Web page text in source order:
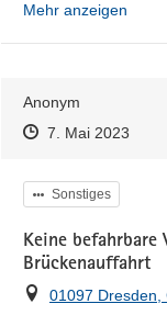
Mehr anzeigen
Anonym
Zeitpunkt des
Zeitpunkt des
7. Mai 2023Zur
Kategorie
Sonstiges
Keine befahrbare
Brückenauffahrt
Ort
01097 Dresden,